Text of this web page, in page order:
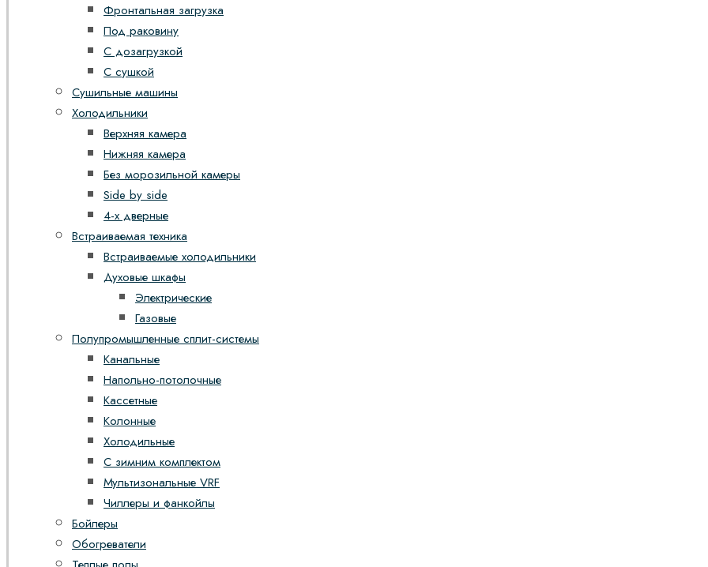
Фронтальная загрузка
Под раковину
С дозагрузкой
С сушкой
Сушильные машины
Холодильники
Верхняя камера
Нижняя камера
Без морозильной камеры
Side by side
4-х дверные
Встраиваемая техника
Встраиваемые холодильники
Духовые шкафы
Электрические
Газовые
Полупромышленные сплит-системы
Канальные
Напольно-потолочные
Кассетные
Колонные
Холодильные
С зимним комплектом
Мультизональные VRF
Чиллеры и фанкойлы
Бойлеры
Обогреватели